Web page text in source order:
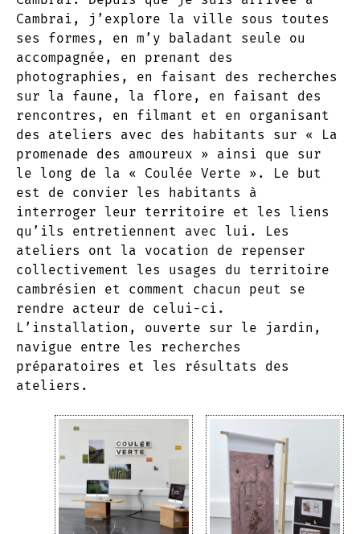
Cambrai, j’explore la ville sous toutes
ses formes, en m’y baladant seule ou
accompagnée, en prenant des
photographies, en faisant des recherches
sur la faune, la flore, en faisant des
rencontres, en filmant et en organisant
des ateliers avec des habitants sur « La
promenade des amoureux » ainsi que sur
le long de la « Coulée Verte ». Le but
est de convier les habitants à
interroger leur territoire et les liens
qu’ils entretiennent avec lui. Les
ateliers ont la vocation de repenser
collectivement les usages du territoire
cambrésien et comment chacun peut se
rendre acteur de celui-ci.
L’installation, ouverte sur le jardin,
navigue entre les recherches
préparatoires et les résultats des
ateliers.